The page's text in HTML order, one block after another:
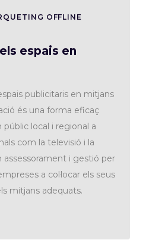
OFFLINE
espais en
publicitaris en mitjans
és una forma eficaç
públic local i regional a
com la televisió i la
assessorament i gestió per
a col·locar els seus
mitjans adequats.